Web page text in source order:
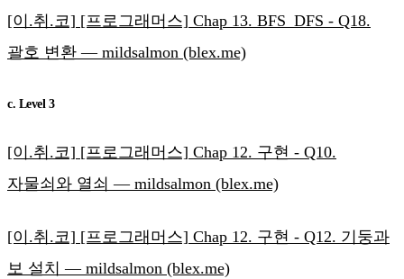
[이.취.코] [프로그래머스] Chap 13. BFS_DFS - Q18.
괄호 변환 — mildsalmon (blex.me)
c. Level 3
[이.취.코] [프로그래머스] Chap 12. 구현 - Q10.
자물쇠와 열쇠 — mildsalmon (blex.me)
[이.취.코] [프로그래머스] Chap 12. 구현 - Q12. 기둥과
보 설치 — mildsalmon (blex.me)